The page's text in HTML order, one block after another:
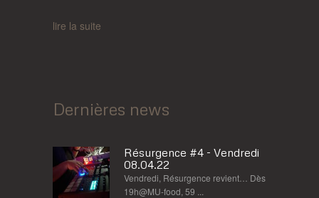
lire la suite
Dernières news
Résurgence #4 - Vendredi
08.04.22
Vendredi, Résurgence revient… Dès
19h@MU-food, 59 ...